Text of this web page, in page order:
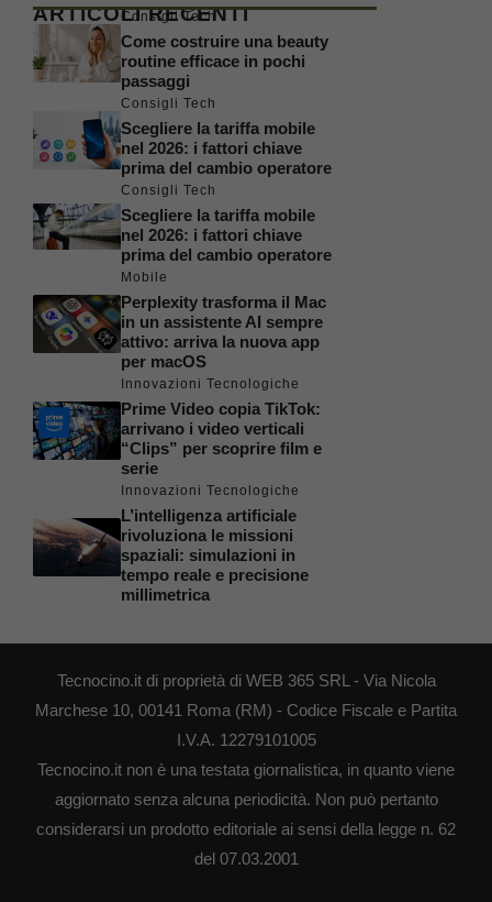
ARTICOLI RECENTI
Consigli Tech
Come costruire una beauty
routine efficace in pochi
passaggi
Consigli Tech
Scegliere la tariffa mobile
nel 2026: i fattori chiave
prima del cambio operatore
Consigli Tech
Scegliere la tariffa mobile
nel 2026: i fattori chiave
prima del cambio operatore
Mobile
Perplexity trasforma il Mac
in un assistente AI sempre
attivo: arriva la nuova app
per macOS
Innovazioni Tecnologiche
Prime Video copia TikTok:
arrivano i video verticali
“Clips” per scoprire film e
serie
Innovazioni Tecnologiche
L’intelligenza artificiale
rivoluziona le missioni
spaziali: simulazioni in
tempo reale e precisione
millimetrica
Tecnocino.it di proprietà di WEB 365 SRL - Via Nicola
Marchese 10, 00141 Roma (RM) - Codice Fiscale e Partita
I.V.A. 12279101005
Tecnocino.it non è una testata giornalistica, in quanto viene
aggiornato senza alcuna periodicità. Non può pertanto
considerarsi un prodotto editoriale ai sensi della legge n. 62
del 07.03.2001